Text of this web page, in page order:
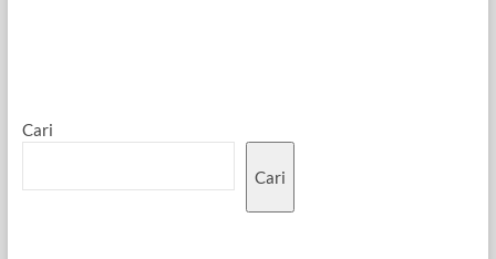
Cari
Cari